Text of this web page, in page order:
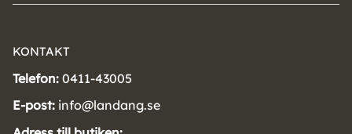
KONTAKT
Telefon: 0411-43005
E-post: info@landang.se